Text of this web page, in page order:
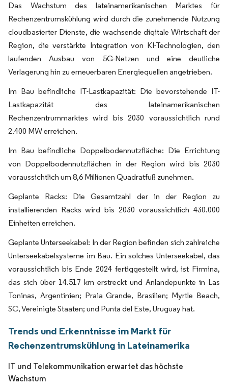
Das Wachstum des lateinamerikanischen Marktes für
Rechenzentrumskühlung wird durch die zunehmende Nutzung
cloudbasierter Dienste, die wachsende digitale Wirtschaft der
Region, die verstärkte Integration von KI-Technologien, den
laufenden Ausbau von 5G-Netzen und eine deutliche
Verlagerung hin zu erneuerbaren Energiequellen angetrieben.
Im Bau befindliche IT-Lastkapazität: Die bevorstehende IT-
Lastkapazität des lateinamerikanischen
Rechenzentrummarktes wird bis 2030 voraussichtlich rund
2.400 MW erreichen.
Im Bau befindliche Doppelbodennutzfläche: Die Errichtung
von Doppelbodennutzflächen in der Region wird bis 2030
voraussichtlich um 8,6 Millionen Quadratfuß zunehmen.
Geplante Racks: Die Gesamtzahl der in der Region zu
installierenden Racks wird bis 2030 voraussichtlich 430.000
Einheiten erreichen.
Geplante Unterseekabel: In der Region befinden sich zahlreiche
Unterseekabelsysteme im Bau. Ein solches Unterseekabel, das
voraussichtlich bis Ende 2024 fertiggestellt wird, ist Firmina,
das sich über 14.517 km erstreckt und Anlandepunkte in Las
Toninas, Argentinien; Praia Grande, Brasilien; Myrtle Beach,
SC, Vereinigte Staaten; und Punta del Este, Uruguay hat.
Trends und Erkenntnisse im Markt für
Rechenzentrumskühlung in Lateinamerika
IT und Telekommunikation erwartet das höchste
Wachstum